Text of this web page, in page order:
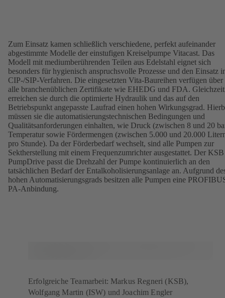
Zum Einsatz kamen schließlich verschiedene, perfekt aufeinander
abgestimmte Modelle der einstufigen Kreiselpumpe Vitacast. Das
Modell mit mediumberührenden Teilen aus Edelstahl eignet sich
besonders für hygienisch anspruchsvolle Prozesse und den Einsatz
CIP-/SIP-Verfahren. Die eingesetzten Vita-Baureihen verfügen über
alle branchenüblichen Zertifikate wie EHEDG und FDA.
erreichen sie durch die optimierte Hydraulik und das auf den
Betriebspunkt angepasste Laufrad einen hohen Wirkungsgrad.
müssen sie die automatisierungstechnischen Bedingungen und
Qualitätsanforderungen einhalten, wie Druck (zwischen 8 und 20
Temperatur sowie Fördermengen (zwischen 5.000 und 20.000
pro Stunde). Da der Förderbedarf wechselt, sind alle Pumpen zur
Sektherstellung mit einem Frequenzumrichter ausgestattet. Der KSB
PumpDrive passt die Drehzahl der Pumpe kontinuierlich an den
tatsächlichen Bedarf der Entalkoholisierungsanlage an. Aufgrund
hohen Automatisierungsgrads besitzen alle Pumpen eine
PA-Anbindung.
Erfolgreiche Teamarbeit: Markus Regneri (KSB),
Wolfgang Martin (ISW) und Joachim Engler